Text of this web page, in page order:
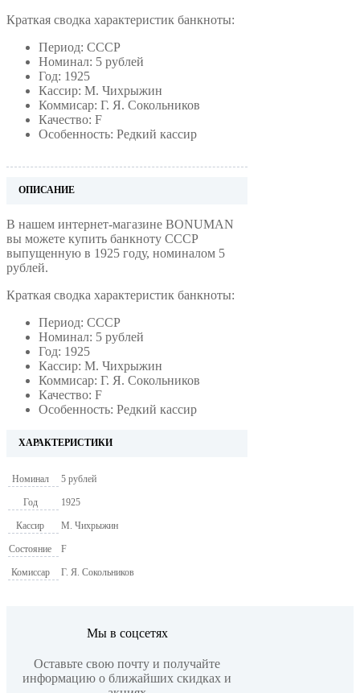
Краткая сводка характеристик банкноты:
Период: СССР
Номинал: 5 рублей
Год: 1925
Кассир: М. Чихрыжин
Коммисар: Г. Я. Сокольников
Качество: F
Особенность: Редкий кассир
ОПИСАНИЕ
В нашем интернет-магазине BONUMAN
вы можете купить банкноту СССР
выпущенную в 1925 году, номиналом 5
рублей.
Краткая сводка характеристик банкноты:
Период: СССР
Номинал: 5 рублей
Год: 1925
Кассир: М. Чихрыжин
Коммисар: Г. Я. Сокольников
Качество: F
Особенность: Редкий кассир
ХАРАКТЕРИСТИКИ
Номинал 5 рублей
Год 1925
Кассир М. Чихрыжин
Состояние F
Комиссар Г. Я. Сокольников
Мы в соцсетях
Оставьте свою почту и получайте
информацию о ближайших скидках и